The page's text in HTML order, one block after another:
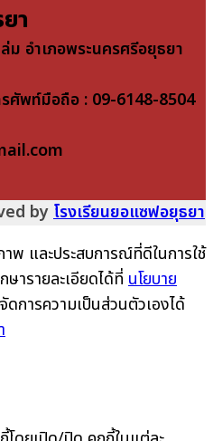
า
ม อำเภอพระนครศรีอยุธยา
ศัพท์มือถือ : 09-6148-8504
byโรงเรียนยอแซฟอยุธยา
พ และประสบการณ์ที่ดีในการใช้
ารายละเอียดได้ที่ นโยบาย
ดการความเป็นส่วนตัวเองได้